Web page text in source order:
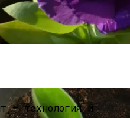
Залить Фундамент Под
Работ
Фундамента Своими
Правильно
Из Семян В